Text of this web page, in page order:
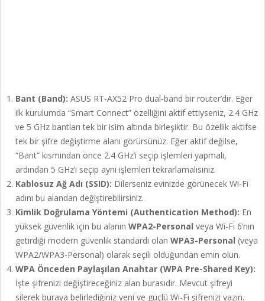
Bant (Band): ASUS RT-AX52 Pro dual-band bir router’dır. Eğer
ilk kurulumda “Smart Connect” özelliğini aktif ettiyseniz, 2.4 GHz
ve 5 GHz bantları tek bir isim altında birleşiktir. Bu özellik aktifse
tek bir şifre değiştirme alanı görürsünüz. Eğer aktif değilse,
“Bant” kısmından önce 2.4 GHz’i seçip işlemleri yapmalı,
ardından 5 GHz’i seçip aynı işlemleri tekrarlamalısınız.
Kablosuz Ağ Adı (SSID): Dilerseniz evinizde görünecek Wi-Fi
adını bu alandan değiştirebilirsiniz.
Kimlik Doğrulama Yöntemi (Authentication Method): En
yüksek güvenlik için bu alanın WPA2-Personal veya Wi-Fi 6’nın
getirdiği modern güvenlik standardı olan WPA3-Personal (veya
WPA2/WPA3-Personal) olarak seçili olduğundan emin olun.
WPA Önceden Paylaşılan Anahtar (WPA Pre-Shared Key):
İşte şifrenizi değiştireceğiniz alan burasıdır. Mevcut şifreyi
silerek buraya belirlediğiniz yeni ve güçlü Wi-Fi şifrenizi yazın.